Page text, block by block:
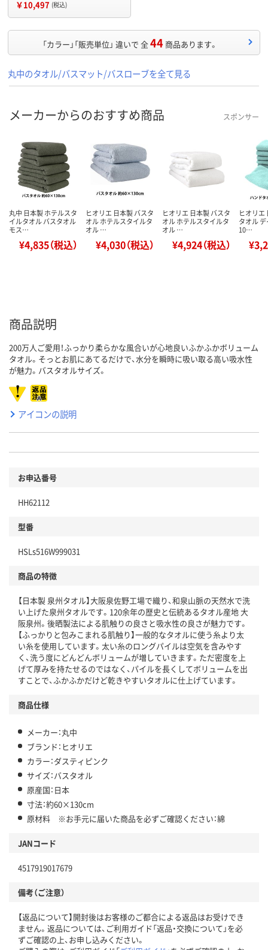
￥10,497 (税込)
「カラー」「販売単位」 違いで 全44 商品あります。
丸中のタオル/バスマット/バスローブを全て見る
メーカーからのおすすめ商品 スポンサー
丸中 日本製 ホテルスタ
イルタオル バスタオル
モス…
¥4,835（税込）
ヒオリエ 日本製 バスタ
オル ホテルスタイルタ
オル …
¥4,030（税込）
ヒオリエ 日本製 バスタ
オル ホテルスタイルタ
オル …
¥4,924（税込）
ヒオリエ
タオル
10…
商品説明
200万人ご愛用！ふっかり柔らかな風合いが心地良いふかふかボリューム
タオル。そっとお肌にあてるだけで、水分を瞬時に吸い取る高い吸水性
が魅力。バスタオルサイズ。
アイコンの説明
お申込番号
HH62112
型番
HSLs516W999031
商品の特徴
【日本製 泉州タオル】大阪泉佐野工場で織り、和泉山脈の天然水で洗
い上げた泉州タオルです。120余年の歴史と伝統あるタオル産地 大
阪泉州。後晒製法による肌触りの良さと吸水性の良さが魅力です。
【ふっかりと包みこまれる肌触り】一般的なタオルに使う糸より太
い糸を使用しています。太い糸のロングパイルは空気を含みやす
く、洗う度にどんどんボリュームが増していきます。ただ密度を上
げて厚みを持たせるのではなく、パイルを長くしてボリュームを出
すことで、ふかふかだけど乾きやすいタオルに仕上げています。
商品仕様
メーカー：丸中
ブランド：ヒオリエ
カラー：ダスティピンク
サイズ：バスタオル
原産国：日本
寸法：約60×130cm
原材料 ※お手元に届いた商品を必ずご確認ください：綿
JANコード
4517919017679
備考（ご注意）
【返品について】開封後はお客様のご都合による返品はお受けでき
ません。返品については、ご利用ガイド「返品・交換について」を必
ずご確認の上、お申し込みください。